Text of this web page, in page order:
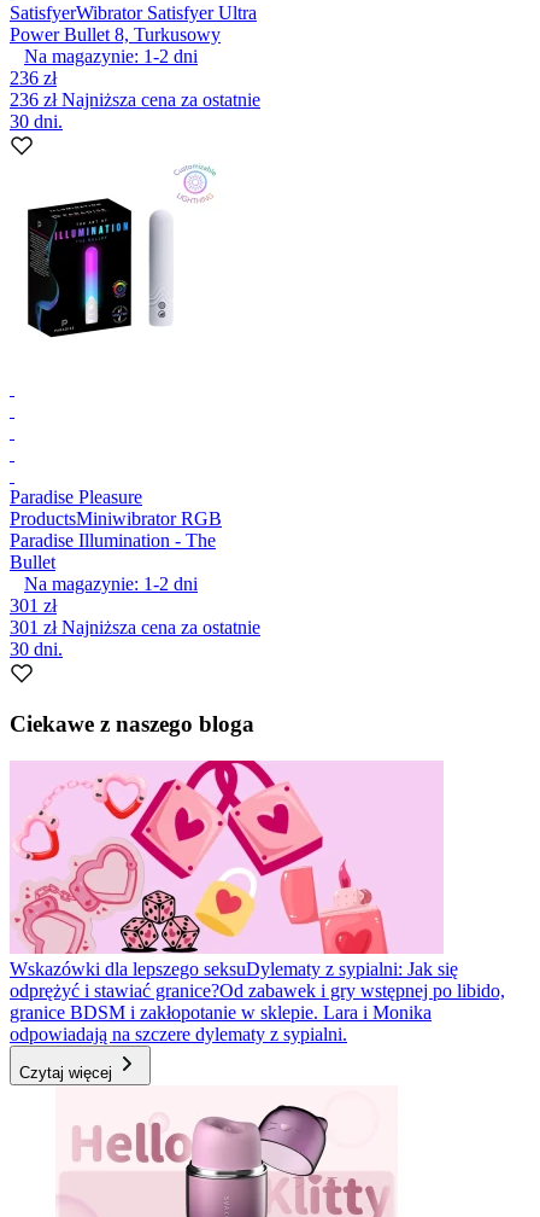
SatisfyerWibrator Satisfyer Ultra
Power Bullet 8, Turkusowy
Na magazynie: 1-2 dni
236 zł
236 złNajniższa cena za ostatnie
30 dni.
Paradise Pleasure
ProductsMiniwibrator RGB
Paradise Illumination - The
Bullet
Na magazynie: 1-2 dni
301 zł
301 złNajniższa cena za ostatnie
30 dni.
Ciekawe z naszego bloga
Wskazówki dla lepszego seksuDylematy z sypialni: Jak się
odprężyć i stawiać granice?Od zabawek i gry wstępnej po libido,
granice BDSM i zakłopotanie w sklepie. Lara i Monika
odpowiadają na szczere dylematy z sypialni.
Czytaj więcej